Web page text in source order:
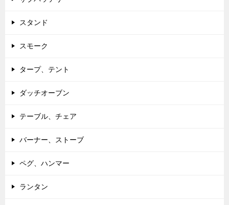
スタンド
スモーク
タープ、テント
ダッチオーブン
テーブル、チェア
バーナー、ストーブ
ペグ、ハンマー
ランタン